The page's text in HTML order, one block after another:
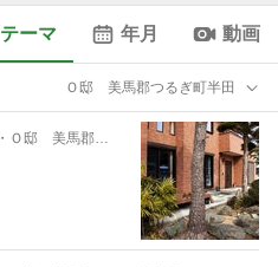
テーマ 年月 動画
Ｏ邸 美馬郡つるぎ町半田
・ Ｏ邸 美馬郡つるぎ町半田